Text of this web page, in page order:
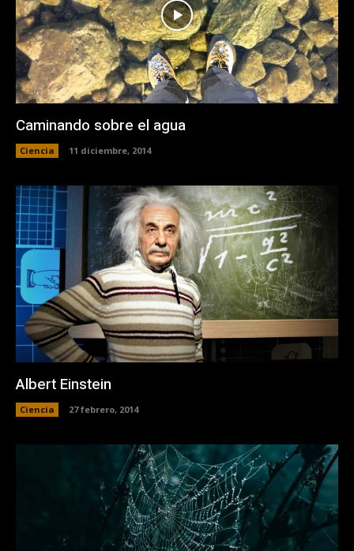
Caminando sobre el agua
Ciencia 11 diciembre, 2014
Albert Einstein
Ciencia 27 febrero, 2014